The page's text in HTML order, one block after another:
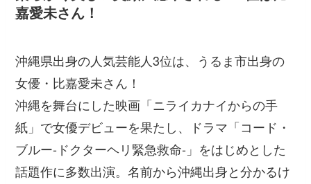
嘉愛未さん！
沖縄県出身の人気芸能人3位は、うるま市出身の
女優・比嘉愛未さん！
沖縄を舞台にした映画「ニライカナイからの手
紙」で女優デビューを果たし、ドラマ「コード・
ブルー‐ドクターヘリ緊急救命‐」をはじめとした
話題作に多数出演。名前から沖縄出身と分かるけ